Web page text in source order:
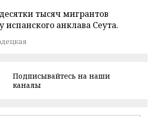
тысяч мигрантов
испанского анклава Сеута.
Подписывайтесь на наши
каналы